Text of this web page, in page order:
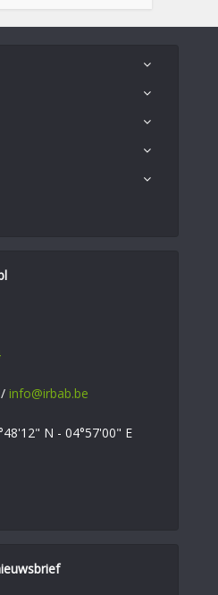
/ info@irbab.be
N - 04°57'00" E